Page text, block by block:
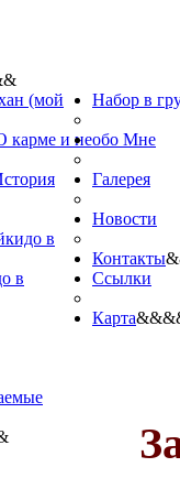
(мой
карме и не
в
Набор в
в
обо Мне
Галерея
Новости
Контакты
Ссылки
Карта